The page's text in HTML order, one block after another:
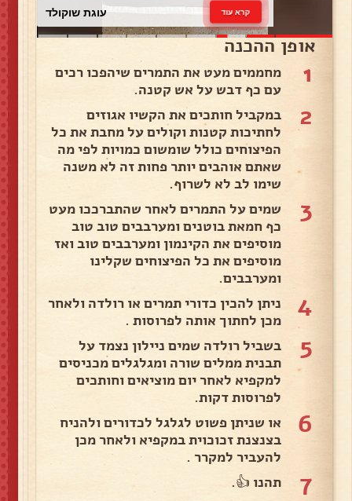
עוגת שוקולד קרא עוד
אופן ההכנה
1
מחממים מעט את התמרים שיהפכו רכים
עם כף דבש על אש קטנה.
2
במקביל חותכים את הקשיו אגוזים
לחתיכות קטנות וקולים על מחבת את כל
הפיצוחים כולל שומשום כמויות לפי מה
שאתם אוהבים יותר פחות זה לא משנה
שימו לב לא לשרוף.
3
שמים על התמרים לאחר שהתברככו מעט
כף חמאת בוטנים ומערבבים טוב טוב
מוסיפים את הקינמון ומערבבים טוב ואז
מוסיפים את כל הפיצוחים שקלינו
ומערבבים.
4
ניתן להכין כדורי תמרים או רולדה ולאחר
מכן לחתוך אותה לפרוסות .
5
בשביל רולדה שמים ניילון נצמד על
תבנית ממלים שורה ומגלגלים מכניסים
למקפיא לאחר יום מוציאים וחותכים
לפרוסות דקות.
6
או שניתן פשוט לגלגל לכדורים ולהניח
בצנצנת זכוכוית במקפיא ולאחר מכן
להעביר למקרר .
7 תהנו 👍.